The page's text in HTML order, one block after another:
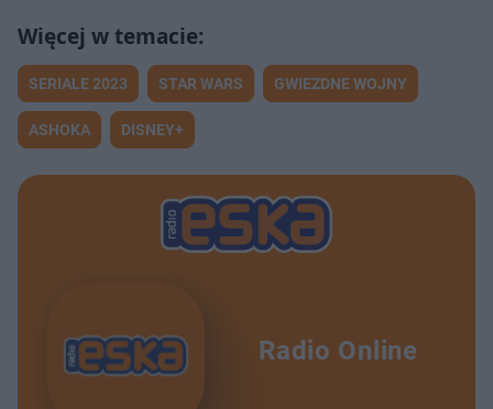
SERIALE 2023 STAR WARS GWIEZDNE WOJNY
ASHOKA DISNEY+
Radio Online